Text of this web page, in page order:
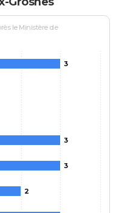
le Ministère de
3
3
3
2